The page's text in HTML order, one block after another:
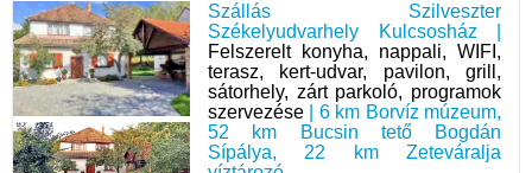
Szállás Szilveszter
Székelyudvarhely Kulcsosház |
Felszerelt konyha, nappali, WIFI,
terasz, kert-udvar, pavilon, grill,
sátorhely, zárt parkoló, programok
szervezése | 6 km Borvíz múzeum,
52 km Bucsin tető Bogdán
Sípálya, 22 km Zeteváralja